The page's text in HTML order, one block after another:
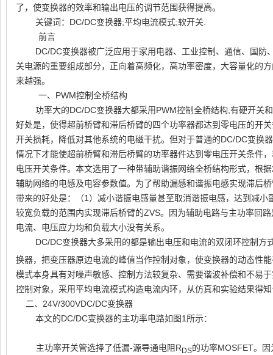
了，使变换器的效率和输出电压的调节范围获得提高。
关键词： DC/DC变换器;平均电流模式;软开关
前言
DC/DC变换器被广泛应用于家用电器、工业控制、通信、国防
关电源的重要组成部分，正向着高频化，高功率密度，大容量化的
来越强。
一、 PWM控制全桥结构
功率大的DC/DC变换器大都采用PWM控制全桥结构 有硬开关
好处是，使得超前桥臂和滞后桥臂的四个功率器都达到零电压的开
开关损耗，降低对其他系统的电磁干扰。但对于普通的DC/DC变换
情况下才能使超前桥臂和滞后桥臂的功率器件达到零电压开关条件
电压开关条件。本文选用了一种带辅助谐振网络全桥结构形式，根据
辅助网络的电感及电容参数值。为了帮助漏感和谐振电感实现滞后
带来的好处是：（1 ）减小谐振电感量甚至取消谐振电感，达到减
较宽负载的范围内实现滞后桥臂的ZVS。因为辅助电路与主功率回
电流、电压应力均和负载大小没有关系。
DC/DC变换器大多采用的都是输出电压和电流的双闭环控制方
换器，把变压器原边电流的峰值当作控制对象，使变换器的动态性
模式本身具有对噪声敏感、控制方法较复杂、需要谐波补偿和不易
控制对象，采用平均电流模式构造电流内环，从仿真和实验结果得
二、 24V/300VDC/DC变换器
本文的DC/DC变换器的主功率电路如图1 所示：
主功率开关管选择了低漏-源导通电阻RDS的功率MOSFET。因